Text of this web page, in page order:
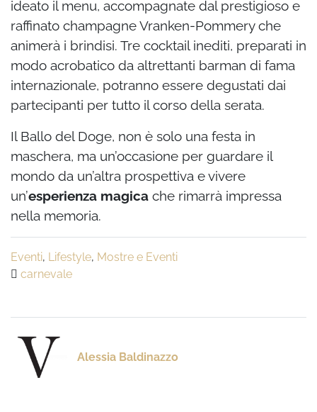
ideato il menu, accompagnate dal prestigioso e
raffinato champagne Vranken-Pommery che
animerà i brindisi. Tre cocktail inediti, preparati in
modo acrobatico da altrettanti barman di fama
internazionale, potranno essere degustati dai
partecipanti per tutto il corso della serata.
Il Ballo del Doge, non è solo una festa in
maschera, ma un’occasione per guardare il
mondo da un’altra prospettiva e vivere
un’esperienza magica che rimarrà impressa
nella memoria.
Eventi, Lifestyle, Mostre e Eventi
carnevale
Alessia Baldinazzo